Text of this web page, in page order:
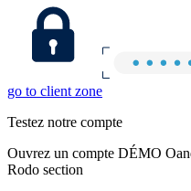
go to client zone
Testez notre compte
Ouvrez un compte DÉMO
Rodo section